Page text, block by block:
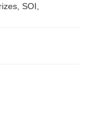
SOI,